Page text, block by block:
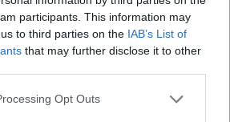
participants. This information may
to third parties on the IAB’s List of
that may further disclose it to other
Opt Outs
che siamo tutti pellegrini
atteso, verso colui che è
al passato, pienezza al
come Dio opera: mai